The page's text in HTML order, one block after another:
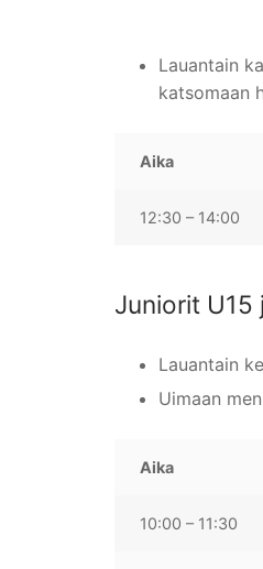
Lauantain
katsomaan
Aika
12:30 – 14:00
Juniorit U15
Lauantain
Uimaan
Aika
10:00 – 11:30